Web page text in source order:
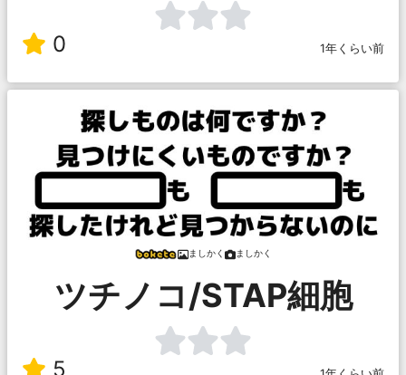
0 1年くらい前
ましかく ましかく
ツチノコ/STAP細胞
5